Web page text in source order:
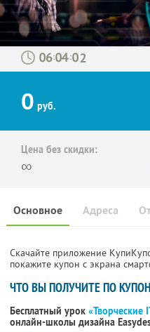
: :
0 руб.
Цена без скидки:
∞
Основное Адреса
Скачайте приложение
покажите купон с экрана
ЧТО ВЫ ПОЛУЧИТЕ ПО
Бесплатный урок «Творческие
онлайн-школы дизайна